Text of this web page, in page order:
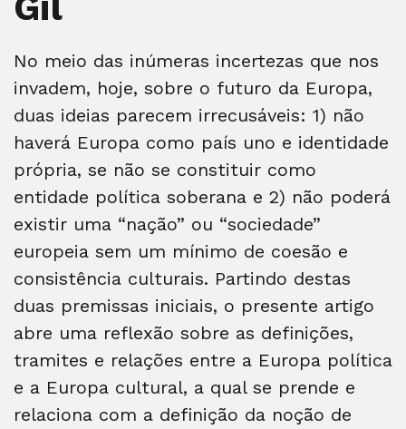
No meio das inúmeras incertezas que nos
invadem, hoje, sobre o futuro da Europa,
duas ideias parecem irrecusáveis: 1) não
haverá Europa como país uno e identidade
própria, se não se constituir como
entidade política soberana e 2) não poderá
existir uma “nação” ou “sociedade”
europeia sem um mínimo de coesão e
consistência culturais. Partindo destas
duas premissas iniciais, o presente artigo
abre uma reflexão sobre as definições,
tramites e relações entre a Europa política
e a Europa cultural, a qual se prende e
relaciona com a definição da noção de